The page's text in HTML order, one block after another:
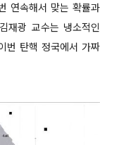
연속해서 맞는 확률과
재광 교수는 냉소적인
번 탄핵 정국에서 가짜